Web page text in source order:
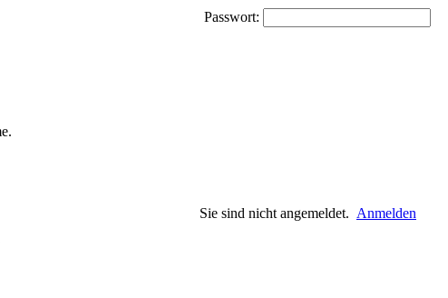
Passwort:
Sie sind nicht angemeldet. Anmelden